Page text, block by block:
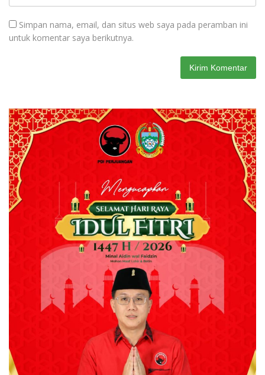
Simpan nama, email, dan situs web saya pada peramban ini
untuk komentar saya berikutnya.